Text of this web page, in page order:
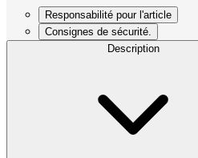
Responsabilité pour l'article
Consignes de sécurité.
Description